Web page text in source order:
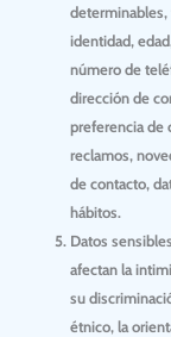
identidad,
número de
dirección de
preferencia de
reclamos,
de contacto,
hábitos.
Datos
afectan la
su
étnico, la